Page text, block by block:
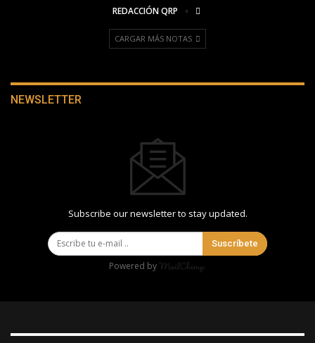
REDACCIÓN QRP
CARGAR MÁS NOTAS
NEWSLETTER
Subscribe our newsletter to stay updated.
Suscríbete
Powered by